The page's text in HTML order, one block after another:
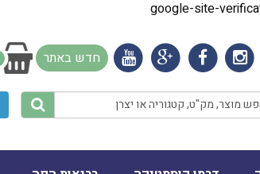
google-site-
חדש באתר